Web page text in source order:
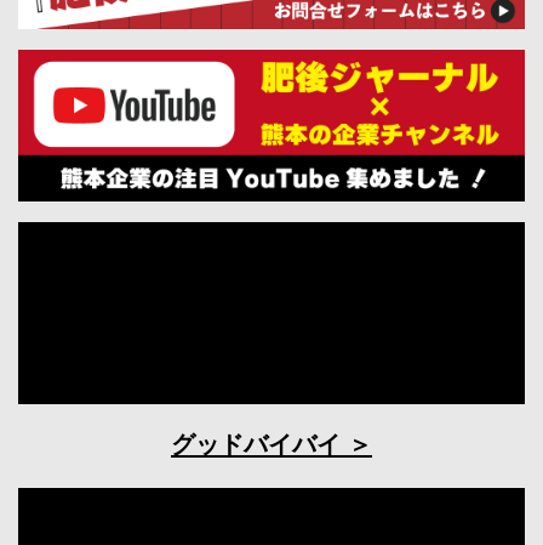
グッドバイバイ